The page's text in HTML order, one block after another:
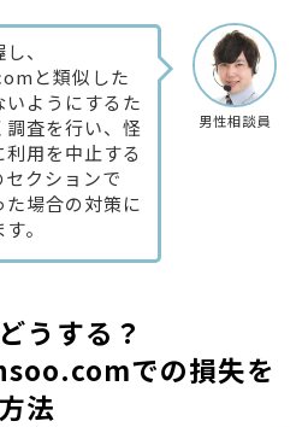
男性相談員
、
と類似した
ようにするた
査を行い、怪
用を中止する
クションで
場合の対策に
。
うする？
での損失を
法